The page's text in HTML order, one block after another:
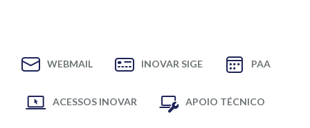
WEBMAIL INOVAR SIGE PAA
ACESSOS INOVAR APOIO TÉCNICO